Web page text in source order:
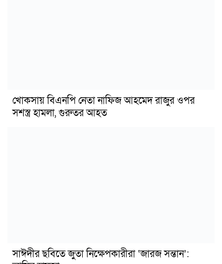
খোকসায় বিএনপি নেতা নাফিজ আহমেদ রাজুর ওপর
সশস্ত্র হামলা, গুরুতর আহত
সাঈদীর ছবিতে জুতা নিক্ষেপকারীরা ‘জারজ সন্তান’: